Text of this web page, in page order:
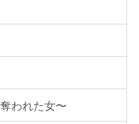
われた女〜